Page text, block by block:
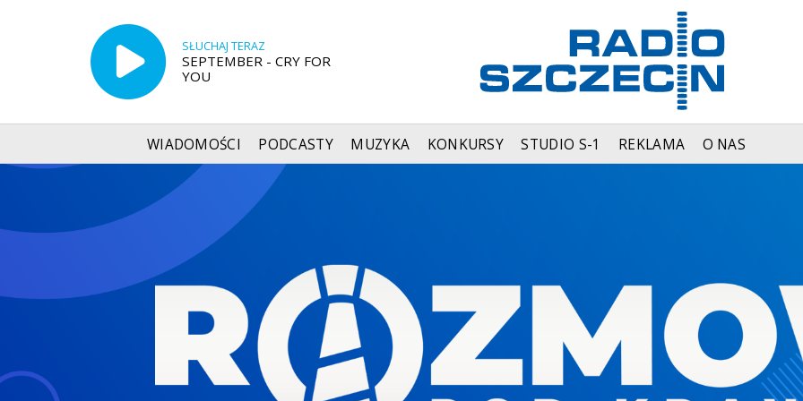
SŁUCHAJ TERAZ
SEPTEMBER - CRY FOR
YOU
WIADOMOŚCI PODCASTY MUZYKA KONKURSY STUDIO S-1 REKLAMA O NAS